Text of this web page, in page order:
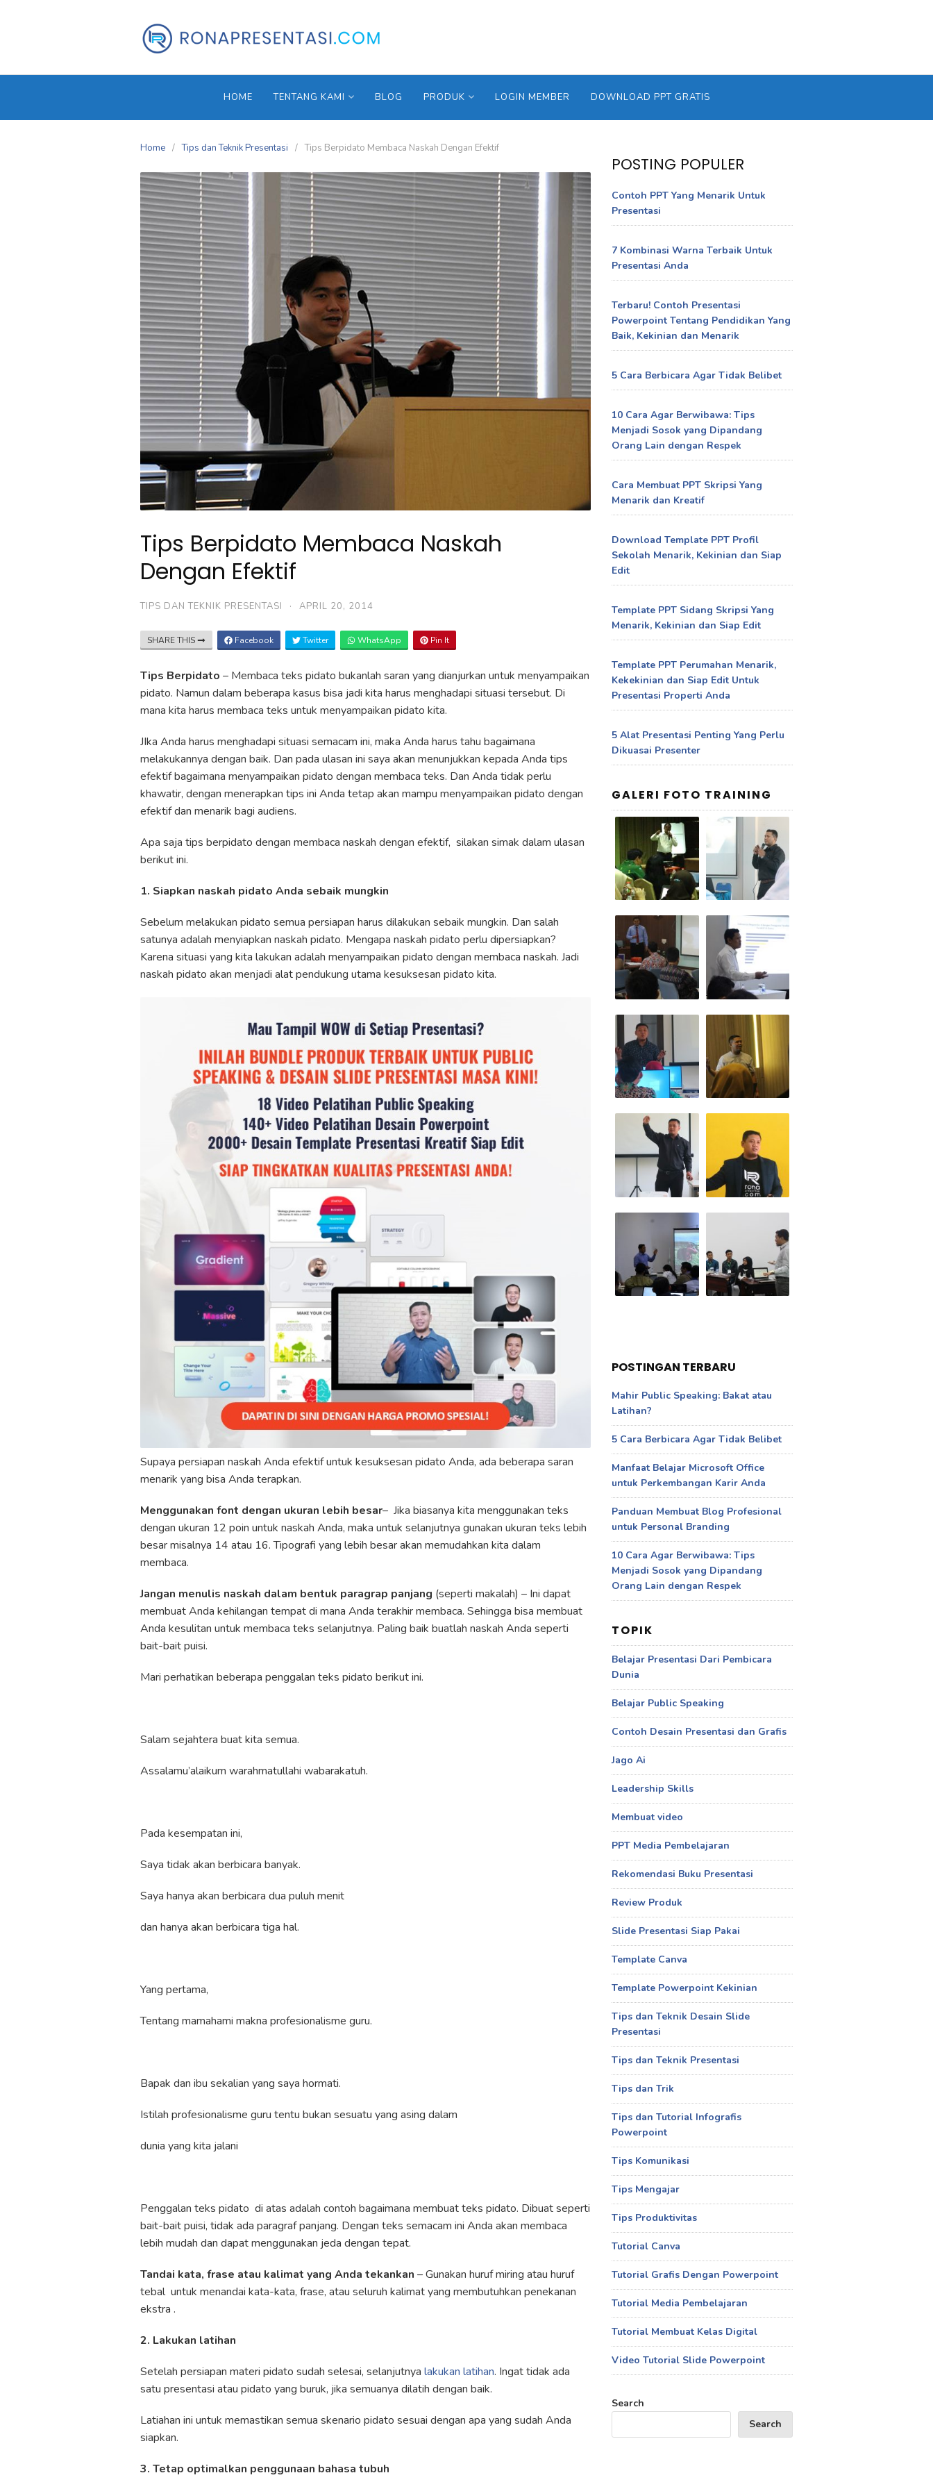
HOME TENTANG KAMI BLOG PRODUK LOGIN MEMBER DOWNLOAD PPT GRATIS
Home Tips dan Teknik Presentasi Tips Berpidato Membaca Naskah Dengan Efektif
Tips Berpidato Membaca Naskah
Dengan Efektif
TIPS DAN TEKNIK PRESENTASI · APRIL 20, 2014
SHARE THIS Facebook Twitter WhatsApp Pin It
Tips Berpidato – Membaca teks pidato bukanlah saran yang dianjurkan untuk menyampaikan
pidato. Namun dalam beberapa kasus bisa jadi kita harus menghadapi situasi tersebut. Di
mana kita harus membaca teks untuk menyampaikan pidato kita.
JIka Anda harus menghadapi situasi semacam ini, maka Anda harus tahu bagaimana
melakukannya dengan baik. Dan pada ulasan ini saya akan menunjukkan kepada Anda tips
efektif bagaimana menyampaikan pidato dengan membaca teks. Dan Anda tidak perlu
khawatir, dengan menerapkan tips ini Anda tetap akan mampu menyampaikan pidato dengan
efektif dan menarik bagi audiens.
Apa saja tips berpidato dengan membaca naskah dengan efektif, silakan simak dalam ulasan
berikut ini.
1. Siapkan naskah pidato Anda sebaik mungkin
Sebelum melakukan pidato semua persiapan harus dilakukan sebaik mungkin. Dan salah
satunya adalah menyiapkan naskah pidato. Mengapa naskah pidato perlu dipersiapkan?
Karena situasi yang kita lakukan adalah menyampaikan pidato dengan membaca naskah. Jadi
naskah pidato akan menjadi alat pendukung utama kesuksesan pidato kita.
Supaya persiapan naskah Anda efektif untuk kesuksesan pidato Anda, ada beberapa saran
menarik yang bisa Anda terapkan.
Menggunakan font dengan ukuran lebih besar– Jika biasanya kita menggunakan teks
dengan ukuran 12 poin untuk naskah Anda, maka untuk selanjutnya gunakan ukuran teks lebih
besar misalnya 14 atau 16. Tipografi yang lebih besar akan memudahkan kita dalam
membaca.
Jangan menulis naskah dalam bentuk paragrap panjang (seperti makalah) – Ini dapat
membuat Anda kehilangan tempat di mana Anda terakhir membaca. Sehingga bisa membuat
Anda kesulitan untuk membaca teks selanjutnya. Paling baik buatlah naskah Anda seperti
bait-bait puisi.
Mari perhatikan beberapa penggalan teks pidato berikut ini.
Salam sejahtera buat kita semua.
Assalamu’alaikum warahmatullahi wabarakatuh.
Pada kesempatan ini,
Saya tidak akan berbicara banyak.
Saya hanya akan berbicara dua puluh menit
dan hanya akan berbicara tiga hal.
Yang pertama,
Tentang mamahami makna profesionalisme guru.
Bapak dan ibu sekalian yang saya hormati.
Istilah profesionalisme guru tentu bukan sesuatu yang asing dalam
dunia yang kita jalani
Penggalan teks pidato di atas adalah contoh bagaimana membuat teks pidato. Dibuat seperti
bait-bait puisi, tidak ada paragraf panjang. Dengan teks semacam ini Anda akan membaca
lebih mudah dan dapat menggunakan jeda dengan tepat.
Tandai kata, frase atau kalimat yang Anda tekankan – Gunakan huruf miring atau huruf
tebal untuk menandai kata-kata, frase, atau seluruh kalimat yang membutuhkan penekanan
ekstra .
2. Lakukan latihan
Setelah persiapan materi pidato sudah selesai, selanjutnya lakukan latihan. Ingat tidak ada
satu presentasi atau pidato yang buruk, jika semuanya dilatih dengan baik.
Latiahan ini untuk memastikan semua skenario pidato sesuai dengan apa yang sudah Anda
siapkan.
3. Tetap optimalkan penggunaan bahasa tubuh
POSTING POPULER
Contoh PPT Yang Menarik Untuk
Presentasi
7 Kombinasi Warna Terbaik Untuk
Presentasi Anda
Terbaru! Contoh Presentasi
Powerpoint Tentang Pendidikan Yang
Baik, Kekinian dan Menarik
5 Cara Berbicara Agar Tidak Belibet
10 Cara Agar Berwibawa: Tips
Menjadi Sosok yang Dipandang
Orang Lain dengan Respek
Cara Membuat PPT Skripsi Yang
Menarik dan Kreatif
Download Template PPT Profil
Sekolah Menarik, Kekinian dan Siap
Edit
Template PPT Sidang Skripsi Yang
Menarik, Kekinian dan Siap Edit
Template PPT Perumahan Menarik,
Kekekinian dan Siap Edit Untuk
Presentasi Properti Anda
5 Alat Presentasi Penting Yang Perlu
Dikuasai Presenter
GALERI FOTO TRAINING
POSTINGAN TERBARU
Mahir Public Speaking: Bakat atau
Latihan?
5 Cara Berbicara Agar Tidak Belibet
Manfaat Belajar Microsoft Office
untuk Perkembangan Karir Anda
Panduan Membuat Blog Profesional
untuk Personal Branding
10 Cara Agar Berwibawa: Tips
Menjadi Sosok yang Dipandang
Orang Lain dengan Respek
TOPIK
Belajar Presentasi Dari Pembicara
Dunia
Belajar Public Speaking
Contoh Desain Presentasi dan Grafis
Jago Ai
Leadership Skills
Membuat video
PPT Media Pembelajaran
Rekomendasi Buku Presentasi
Review Produk
Slide Presentasi Siap Pakai
Template Canva
Template Powerpoint Kekinian
Tips dan Teknik Desain Slide
Presentasi
Tips dan Teknik Presentasi
Tips dan Trik
Tips dan Tutorial Infografis
Powerpoint
Tips Komunikasi
Tips Mengajar
Tips Produktivitas
Tutorial Canva
Tutorial Grafis Dengan Powerpoint
Tutorial Media Pembelajaran
Tutorial Membuat Kelas Digital
Video Tutorial Slide Powerpoint
Search
Search